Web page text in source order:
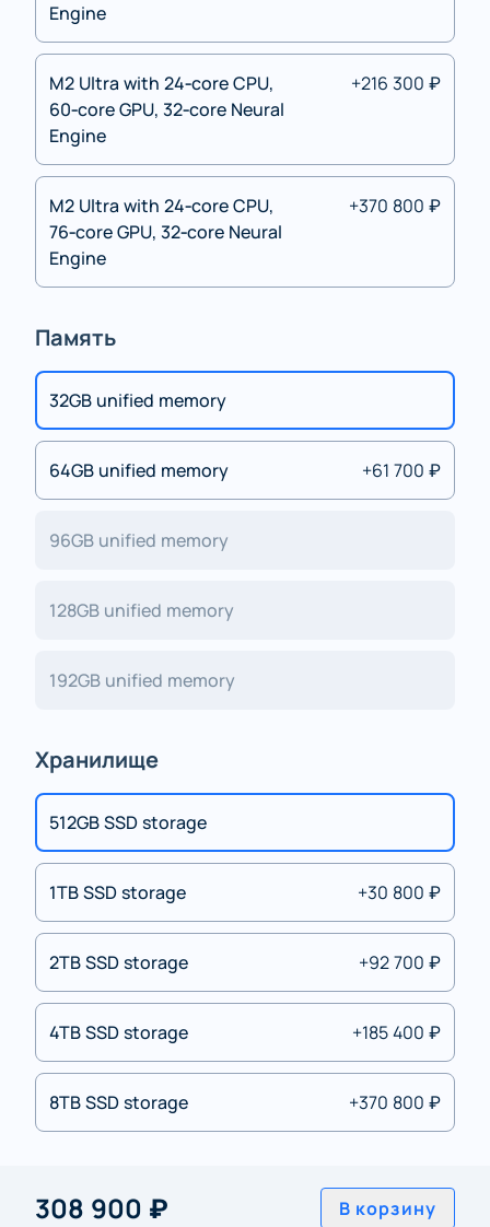
Engine
M2 Ultra with 24‑core CPU,
60‑core GPU, 32‑core Neural
Engine
+216 300 ₽
M2 Ultra with 24‑core CPU,
76‑core GPU, 32‑core Neural
Engine
+370 800 ₽
Память
32GB unified memory
64GB unified memory +61 700 ₽
96GB unified memory
128GB unified memory
192GB unified memory
Хранилище
512GB SSD storage
1TB SSD storage +30 800 ₽
2TB SSD storage +92 700 ₽
4TB SSD storage +185 400 ₽
8TB SSD storage +370 800 ₽
308 900 ₽ В корзину